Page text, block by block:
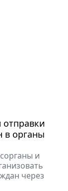
в органы
и
через